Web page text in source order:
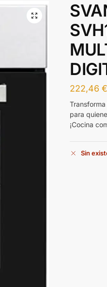
222,46€
para
¡Cocina
Sin